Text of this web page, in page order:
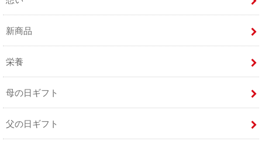
新商品
栄養
母の日ギフト
父の日ギフト